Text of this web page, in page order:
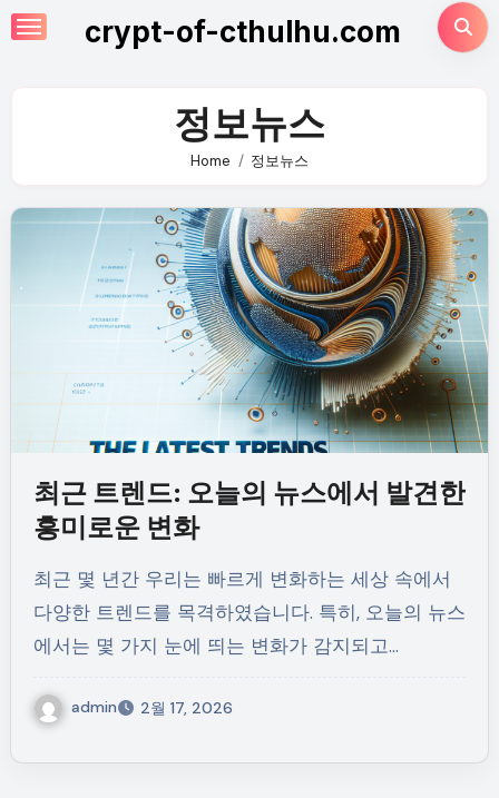
Skip
to
crypt-of-cthulhu.com
정보뉴스
Home 정보뉴스
최근 트렌드: 오늘의 뉴스에서 발견한
흥미로운 변화
최근 몇 년간 우리는 빠르게 변화하는 세상 속에서
다양한 트렌드를 목격하였습니다. 특히, 오늘의 뉴스
에서는 몇 가지 눈에 띄는 변화가 감지되고…
admin 2월 17, 2026